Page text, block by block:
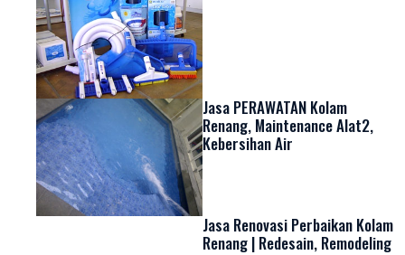
Jasa PERAWATAN Kolam
Renang, Maintenance Alat2,
Kebersihan Air
Jasa Renovasi Perbaikan Kolam
Renang | Redesain, Remodeling